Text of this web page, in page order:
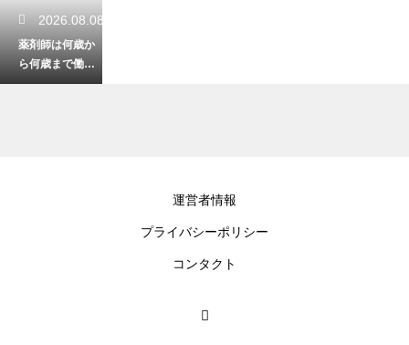
2026.08.08
薬剤師は何歳か
ら何歳まで働け
る？定年後の再
運営者情報
プライバシーポリシー
コンタクト